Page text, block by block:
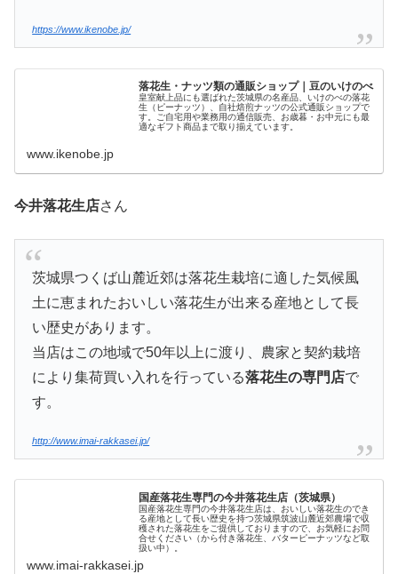
https://www.ikenobe.jp/
落花生・ナッツ類の通販ショップ｜豆のいけのべ
皇室献上品にも選ばれた茨城県の名産品、いけのべの落花
生（ピーナッツ）、自社焙煎ナッツの公式通販ショップで
す。ご自宅用や業務用の通信販売、お歳暮・お中元にも最
適なギフト商品まで取り揃えています。
www.ikenobe.jp
今井落花生店さん
茨城県つくば山麓近郊は落花生栽培に適した気候風
土に恵まれたおいしい落花生が出来る産地として長
い歴史があります。
当店はこの地域で50年以上に渡り、農家と契約栽培
により集荷買い入れを行っている落花生の専門店で
す。
http://www.imai-rakkasei.jp/
国産落花生専門の今井落花生店（茨城県）
国産落花生専門の今井落花生店は、おいしい落花生のでき
る産地として長い歴史を持つ茨城県筑波山麓近郊農場で収
穫された落花生をご提供しておりますので、お気軽にお問
合せください（から付き落花生、バターピーナッツなど取
扱い中）。
www.imai-rakkasei.jp